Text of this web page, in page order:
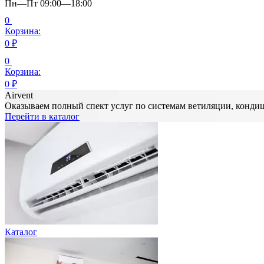
Пн—Пт 09:00—18:00
0
Корзина:
0 ₽
0
Корзина:
0 ₽
Airvent
Оказываем полный спект услуг по системам ветиляции,
Перейти в каталог
Каталог